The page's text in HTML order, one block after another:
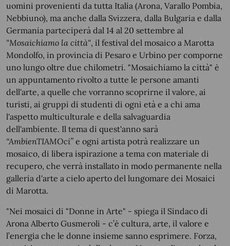
uomini provenienti da tutta Italia (Arona, Varallo Pombia,
Nebbiuno), ma anche dalla Svizzera, dalla Bulgaria e dalla
Germania parteciperà dal 14 al 20 settembre al
"Mosaichiamo la città", il festival del mosaico a Marotta
Mondolfo, in provincia di Pesaro e Urbino per comporne
uno lungo oltre due chilometri. "Mosaichiamo la città" è
un appuntamento rivolto a tutte le persone amanti
dell'arte, a quelle che vorranno scoprirne il valore, ai
turisti, ai gruppi di studenti di ogni età e a chi ama
l'aspetto multiculturale e della salvaguardia
dell'ambiente. Il tema di quest'anno sarà
“AmbienTIAMOci” e ogni artista potrà realizzare un
mosaico, di libera ispirazione a tema con materiale di
recupero, che verrà installato in modo permanente nella
galleria d'arte a cielo aperto del lungomare dei Mosaici
di Marotta.
"Nei mosaici di "Donne in Arte" - spiega il Sindaco di
Arona Alberto Gusmeroli - c’è cultura, arte, il valore e
l’energia che le donne insieme sanno esprimere. Forza,